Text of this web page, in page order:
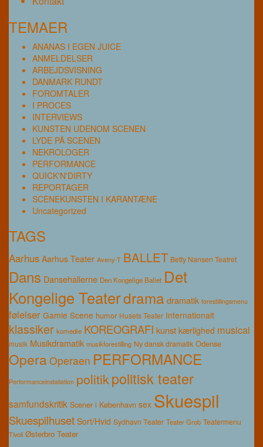
TEMAER
ANANAS I EGEN JUICE
ANMELDELSER
ARBEJDSVISNING
DANMARK RUNDT
FOROMTALER
I PROCES
INTERVIEWS
KUNSTEN UDENOM SCENEN
LYDE PÅ SCENEN
NEKROLOGER
PERFORMANCE
QUICK'N'DIRTY
REPORTAGER
SCENEKUNSTEN I KARANTÆNE
Uncategorized
TAGS
Aarhus Aarhus Teater Aveny-T BALLET Betty Nansen Teatret
Dans Dansehallerne Den Kongelige Ballet Det
Kongelige Teaterdrama dramatik forestillingsmenu
følelser Gamle Scene humor Husets Teater Internationalt
klassiker komedie KOREOGRAFI kunst kærlighed musical
musik Musikdramatik musikforestilling Ny dansk dramatik Odense
Opera Operaen PERFORMANCE
Performanceinstallation politikpolitisk teater
samfundskritik Scener i København sex Skuespil
Skuespilhuset Sort/Hvid Sydhavn Teater Teater Grob Teatermenu
Tivoli Østerbro Teater